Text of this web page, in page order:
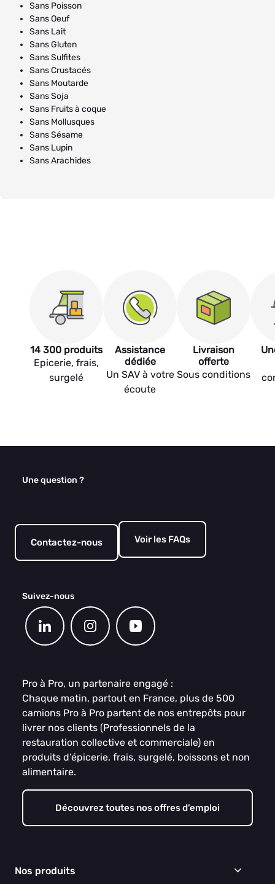
Sans Poisson
Sans Oeuf
Sans Lait
Sans Gluten
Sans Sulfites
Sans Crustacés
Sans Moutarde
Sans Soja
Sans Fruits à coque
Sans Mollusques
Sans Sésame
Sans Lupin
Sans Arachides
14 300 produits
Epicerie, frais,
surgelé
Assistance
dédiée
Un SAV à votre
écoute
Livraison
offerte
Sous conditions
Une question ?
Contactez-nous Voir les FAQs
Suivez-nous
Pro à Pro, un partenaire engagé :
Chaque matin, partout en France, plus de 500
camions Pro à Pro partent de nos entrepôts pour
livrer nos clients (Professionnels de la
restauration collective et commerciale) en
produits d’épicerie, frais, surgelé, boissons et non
alimentaire.
Découvrez toutes nos offres d’emploi
Nos produits